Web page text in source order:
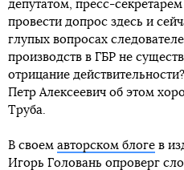
депутатом, пресс-
провести допрос здесь и
глупых вопросах
производств в ГБР не
отрицание
Петр Алексеевич об этом
Труба.
В своем авторском блоге в
Игорь Головань опроверг